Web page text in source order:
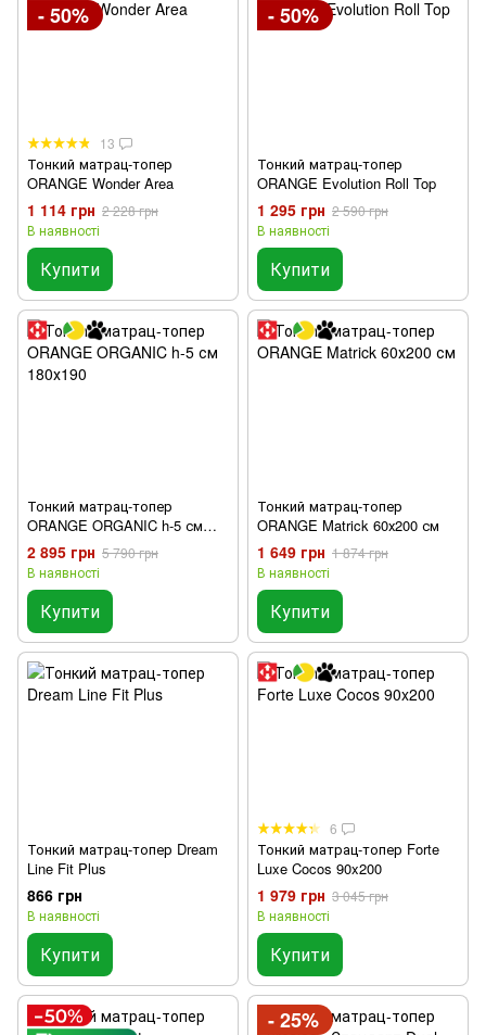
Матраци топери 180х200
- 50%
13
Тонкий матрац-топер
ORANGE Wonder Area
1 114 грн 2 228 грн
В наявності
Купити
- 50%
Тонкий матрац-топер
ORANGE Evolution Roll Top
1 295 грн 2 590 грн
В наявності
Купити
Тонкий матрац-топер
ORANGE ORGANIC h-5 см
180х190
2 895 грн 5 790 грн
В наявності
Купити
Тонкий матрац-топер
ORANGE Matrick 60х200 см
1 649 грн 1 874 грн
В наявності
Купити
Тонкий матрац-топер Dream
Line Fit Plus
866 грн
В наявності
Купити
6
Тонкий матрац-топер Forte
Luxe Cocos 90x200
1 979 грн 3 045 грн
В наявності
Купити
- 25%